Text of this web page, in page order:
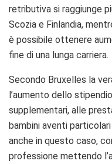
retributiva si raggiunge
Scozia e Finlandia,
è possibile ottenere
fine di una lunga carriera.
Secondo Bruxelles la
l’aumento dello
supplementari, alle
bambini aventi
anche in questo caso,
professione mettendo